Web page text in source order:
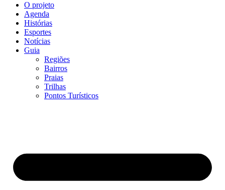
O projeto
Agenda
Histórias
Esportes
Notícias
Guia
Regiões
Bairros
Praias
Trilhas
Pontos Turísticos